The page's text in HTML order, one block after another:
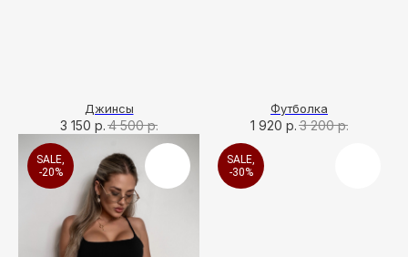
Джинсы
3 150 р. 4 500 р.
Футболка
1 920 р. 3 200 р.
SALE,
-20%
SALE,
-30%